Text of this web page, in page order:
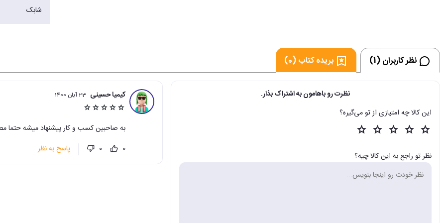
شابک
نظر کاربران (1) بریده کتاب (0)
نظرت رو باهامون به اشتراک بذار.
این کالا چه امتیازی از تو می‌گیره؟
نظر تو راجع به این کالا چیه؟
کیمیا حسینی 23 آبان 1400
به صاحبین کسب و کار پیشنهاد میشه حتما
0
0 پاسخ به نظر